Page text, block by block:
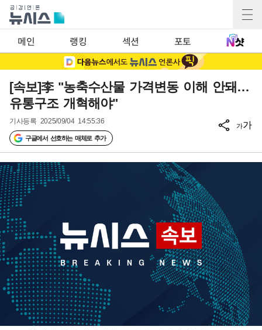
메인 랭킹 섹션 포토
[속보]李 "농축수산물 가격변동 이해 안돼…
유통구조 개혁해야"
기사등록 2025/09/04 14:55:36
구글에서 선호하는 매체로 추가
가가